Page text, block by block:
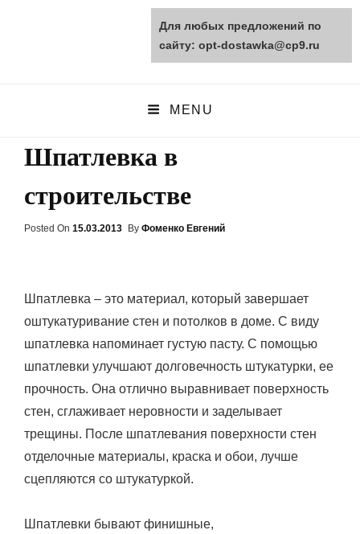
opt-dostawka.ru
MENU
Шпатлевка в
строительстве
Posted On Posted
15.03.2013 By Фоменко Евгений
Шпатлевка – это материал, который завершает
оштукатуривание стен и потолков в доме. С виду
шпатлевка напоминает густую пасту. С помощью
шпатлевки улучшают долговечность штукатурки, ее
прочность. Она отлично выравнивает поверхность
стен, сглаживает неровности и заделывает
трещины. После шпатлевания поверхности стен
отделочные материалы, краска и обои, лучше
сцепляются со штукатуркой.
Шпатлевки бывают финишные,
Для любых предложений по
сайту: opt-dostawka@cp9.ru